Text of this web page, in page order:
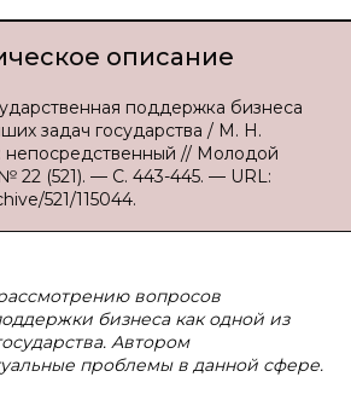
описание
поддержка бизнеса
задач государства / М. Н.
непосредственный // Молодой
(521). — С. 443-445. — URL:
521/115044.
вопросов
бизнеса как одной из
Автором
проблемы в данной сфере.